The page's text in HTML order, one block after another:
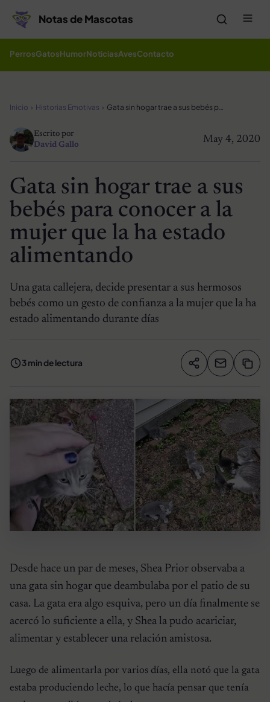
Notas de Mascotas
PerrosGatosHumorNoticiasAvesContacto
Inicio Historias Emotivas Gata sin hogar trae a sus bebés para conocer a la mujer que la ha estado alimentando
May 4, 2020
Escrito por
David Gallo
Gata sin hogar trae a sus
bebés para conocer a la
mujer que la ha estado
alimentando
Una gata callejera, decide presentar a sus hermosos
bebés como un gesto de confianza a la mujer que la ha
estado alimentando durante días
3 min de lectura Compartir
Desde hace un par de meses, Shea Prior observaba a
una gata sin hogar que deambulaba por el patio de su
casa. La gata era algo esquiva, pero un día finalmente se
acercó lo suficiente a ella, y Shea la pudo acariciar,
alimentar y establecer una relación amistosa.
Luego de alimentarla por varios días, ella notó que la gata
estaba produciendo leche, lo que hacía pensar que tenía